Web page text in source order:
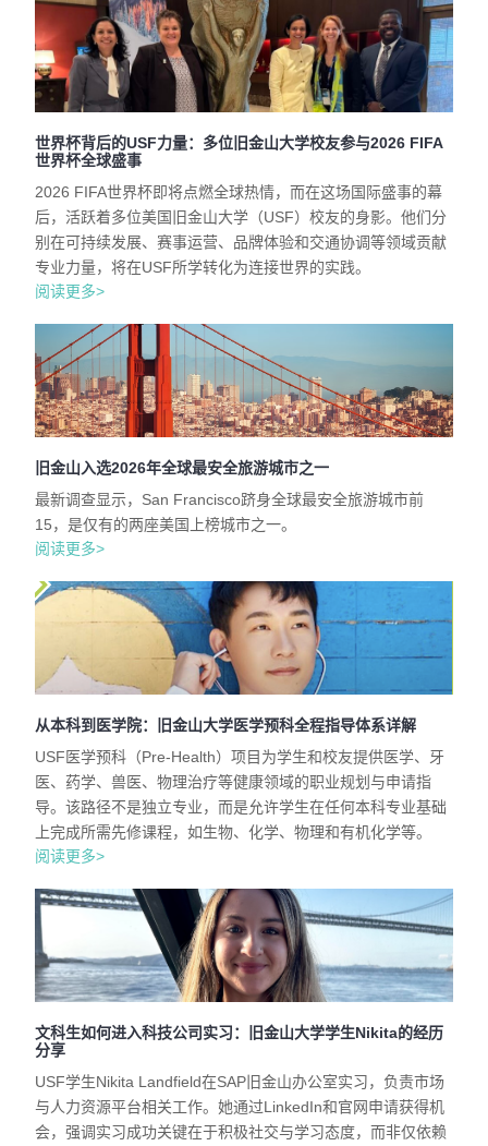
世界杯背后的USF力量：多位旧金山大学校友参与2026 FIFA
世界杯全球盛事
2026 FIFA世界杯即将点燃全球热情，而在这场国际盛事的幕
后，活跃着多位美国旧金山大学（USF）校友的身影。他们分
别在可持续发展、赛事运营、品牌体验和交通协调等领域贡献
专业力量，将在USF所学转化为连接世界的实践。
阅读更多>
旧金山入选2026年全球最安全旅游城市之一
最新调查显示，San Francisco跻身全球最安全旅游城市前
15，是仅有的两座美国上榜城市之一。
阅读更多>
从本科到医学院：旧金山大学医学预科全程指导体系详解
USF医学预科（Pre-Health）项目为学生和校友提供医学、牙
医、药学、兽医、物理治疗等健康领域的职业规划与申请指
导。该路径不是独立专业，而是允许学生在任何本科专业基础
上完成所需先修课程，如生物、化学、物理和有机化学等。
阅读更多>
文科生如何进入科技公司实习：旧金山大学学生Nikita的经历
分享
USF学生Nikita Landfield在SAP旧金山办公室实习，负责市场
与人力资源平台相关工作。她通过LinkedIn和官网申请获得机
会，强调实习成功关键在于积极社交与学习态度，而非仅依赖